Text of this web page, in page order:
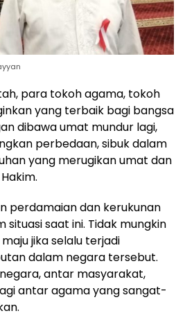
para tokoh agama, tokoh
yang terbaik bagi bangsa
dibawa umat mundur lagi,
perbedaan, sibuk dalam
yang merugikan umat dan
perdamaian dan kerukunan
saat ini. Tidak mungkin
jika selalu terjadi
dalam negara tersebut.
antar masyarakat,
antar agama yang sangat-